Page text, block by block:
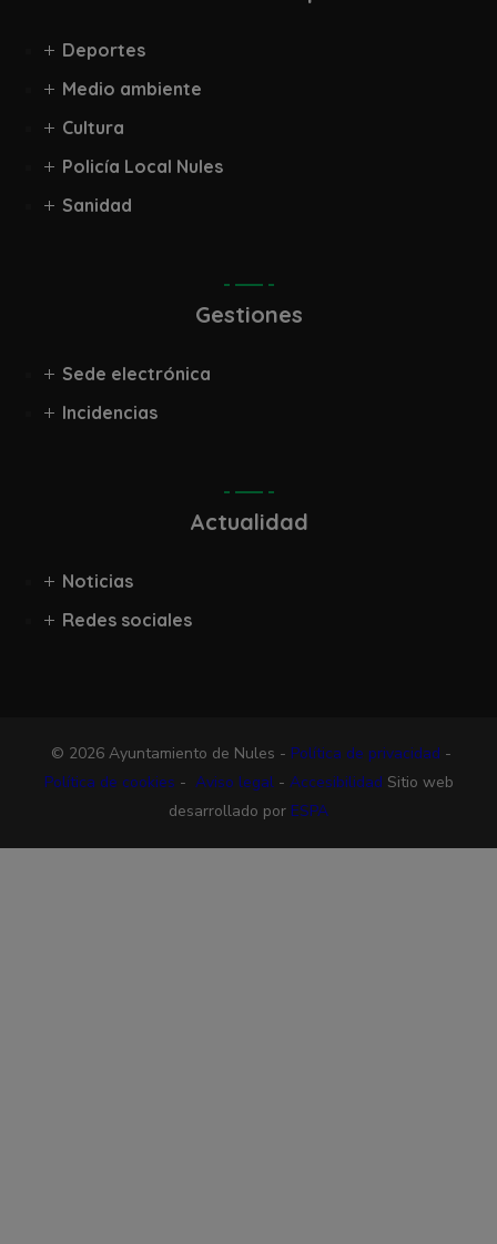
Deportes
Medio ambiente
Cultura
Policía Local Nules
Sanidad
Gestiones
Sede electrónica
Incidencias
Actualidad
Noticias
Redes sociales
© 2026 Ayuntamiento de Nules - Política de privacidad -
Política de cookies - Aviso legal- Accesibilidad Sitio web
desarrollado por ESPA